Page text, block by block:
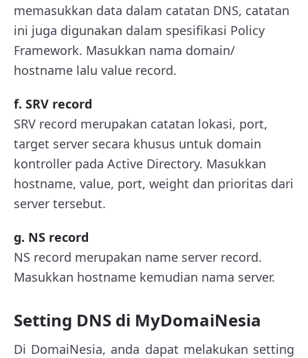
memasukkan data dalam catatan DNS, catatan
ini juga digunakan dalam spesifikasi Policy
Framework. Masukkan nama domain/
hostname lalu value record.
f. SRV record
SRV record merupakan catatan lokasi, port,
target server secara khusus untuk domain
kontroller pada Active Directory. Masukkan
hostname, value, port, weight dan prioritas dari
server tersebut.
g. NS record
NS record merupakan name server record.
Masukkan hostname kemudian nama server.
Setting DNS di MyDomaiNesia
Di DomaiNesia, anda dapat melakukan setting